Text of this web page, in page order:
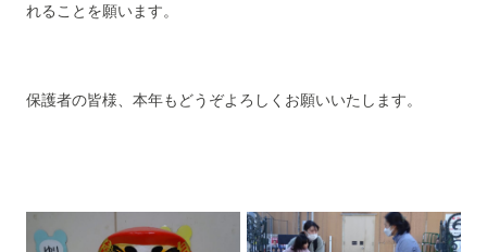
れることを願います。
保護者の皆様、本年もどうぞよろしくお願いいたします。